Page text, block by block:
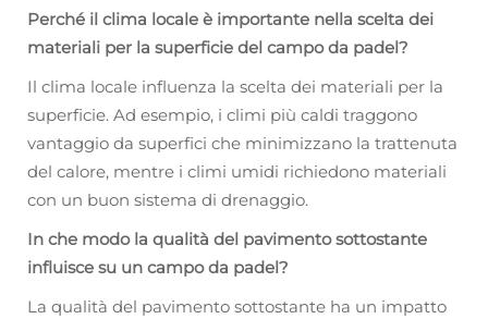
Perché il clima locale è importante nella scelta dei
materiali per la superficie del campo da padel?
Il clima locale influenza la scelta dei materiali per la
superficie. Ad esempio, i climi più caldi traggono
vantaggio da superfici che minimizzano la trattenuta
del calore, mentre i climi umidi richiedono materiali
con un buon sistema di drenaggio.
In che modo la qualità del pavimento sottostante
influisce su un campo da padel?
La qualità del pavimento sottostante ha un impatto